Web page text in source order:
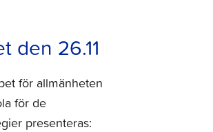
den 26.11
för allmänheten
för de
presenteras: